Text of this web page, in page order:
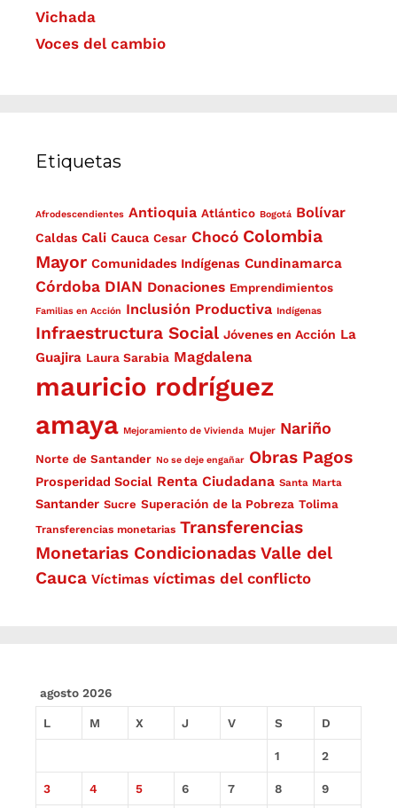
Vichada
Voces del cambio
Etiquetas
Afrodescendientes Antioquia Atlántico Bogotá Bolívar
Caldas Cali Cauca Cesar Chocó Colombia
Mayor Comunidades Indígenas Cundinamarca
Córdoba DIAN Donaciones Emprendimientos
Familias en Acción Inclusión Productiva Indígenas
Infraestructura Social Jóvenes en Acción La
Guajira Laura Sarabia Magdalena
mauricio rodríguez
amaya Mejoramiento de Vivienda Mujer Nariño
Norte de Santander No se deje engañar Obras Pagos
Prosperidad Social Renta Ciudadana Santa Marta
Santander Sucre Superación de la Pobreza Tolima
Transferencias monetarias Transferencias
Monetarias Condicionadas Valle del
Cauca Víctimas víctimas del conflicto
agosto 2026
L M X J V S D
1 2
3 4 5 6 7 8 9